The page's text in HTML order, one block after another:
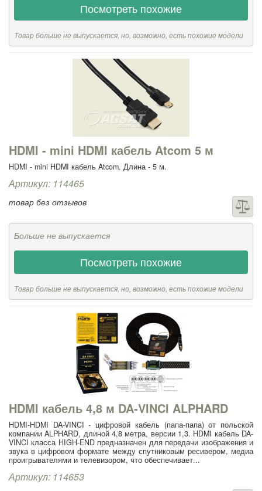
Посмотреть похожие
Товар больше не выпускается, но, возможно, есть похожие модели
HDMI - mini HDMI кабель Atcom 5 м
HDMI - mini HDMI кабель Atcom. Длина - 5 м.
Артикул: 114465
товар без отзывов
Больше не выпускается
Посмотреть похожие
Товар больше не выпускается, но, возможно, есть похожие модели
HDMI кабель 4,8 м DA-VINCI ALPHARD
HDMI-HDMI DA-VINCI - цифровой кабель (папа-папа) от польской
компании ALPHARD, длиной 4,8 метра, версии 1,3. HDMI кабель DA-
VINCI класса HIGH-END предназначен для передачи изображения и
звука в цифровом формате между спутниковым ресивером, медиа
проигрывателями и телевизором, что обеспечивает...
Артикул: 114653